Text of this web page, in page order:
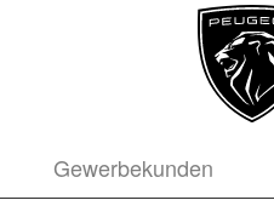
Gewerbekunden